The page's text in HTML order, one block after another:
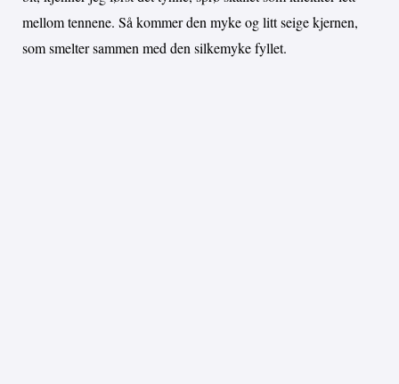
mellom tennene. Så kommer den myke og litt seige kjernen,
som smelter sammen med den silkemyke fyllet.